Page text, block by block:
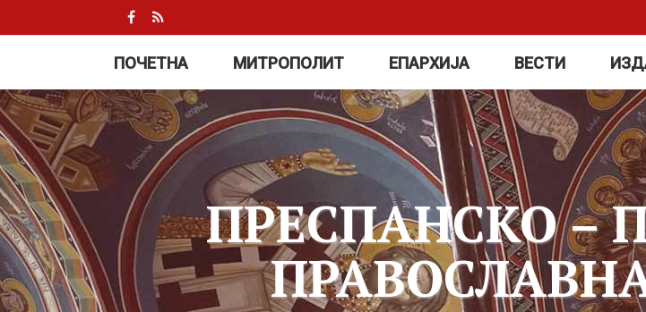
ПОЧЕТНА МИТРОПОЛИТ ЕПАРХИЈА ВЕСТИ
ПРЕСПАНСКО –